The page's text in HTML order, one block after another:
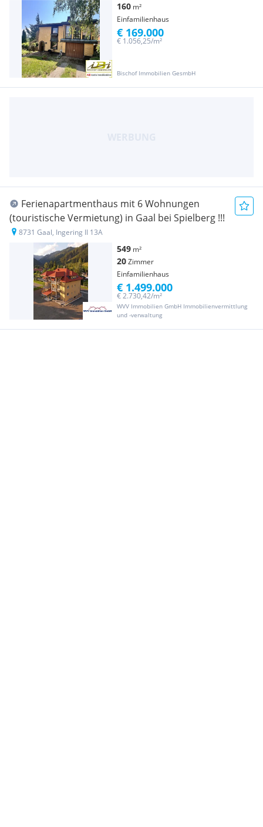
160 m²
Einfamilienhaus
Bischof Immobilien GesmbH
€ 1.056,25/m²
€ 169.000
Ferienapartmenthaus mit 6 Wohnungen
(touristische Vermietung) in Gaal bei Spielberg !!!
8731 Gaal, Ingering II 13A
549 m²
20Zimmer
Einfamilienhaus
WVV Immobilien GmbH Immobilienvermittlung
und -verwaltung
€ 2.730,42/m²
€ 1.499.000